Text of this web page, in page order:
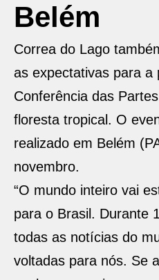
Belém
Correa do Lago
as expectativas para a
Conferência das
floresta tropical. O
realizado em Belém
novembro.
“O mundo inteiro vai
para o Brasil. Durante
todas as notícias do
voltadas para nós. Se